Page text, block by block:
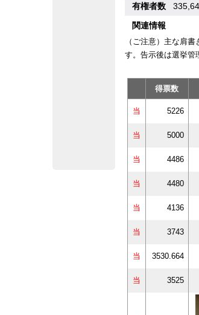
有権者数
関連情報
（ご注意）主な肩
す。告示後は選挙管
得票数
当 5226
当 5000
当 4486
当 4480
当 4136
当 3743
当 3530.664
当 3525